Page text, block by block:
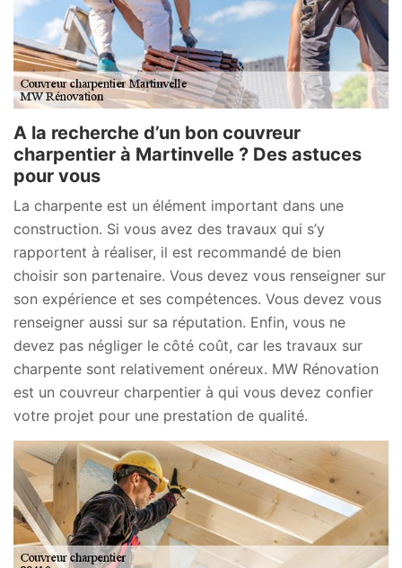
A la recherche d’un bon couvreur
charpentier à Martinvelle ? Des astuces
pour vous
La charpente est un élément important dans une
construction. Si vous avez des travaux qui s’y
rapportent à réaliser, il est recommandé de bien
choisir son partenaire. Vous devez vous renseigner sur
son expérience et ses compétences. Vous devez vous
renseigner aussi sur sa réputation. Enfin, vous ne
devez pas négliger le côté coût, car les travaux sur
charpente sont relativement onéreux. MW Rénovation
est un couvreur charpentier à qui vous devez confier
votre projet pour une prestation de qualité.